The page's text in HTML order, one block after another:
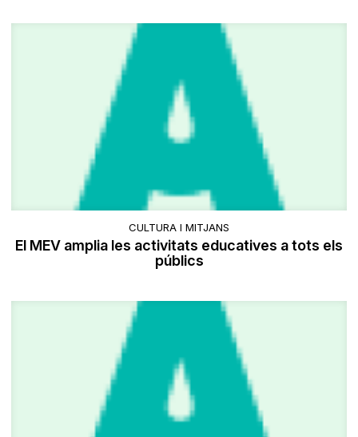
CULTURA I MITJANS
El MEV amplia les activitats educatives a tots els
públics